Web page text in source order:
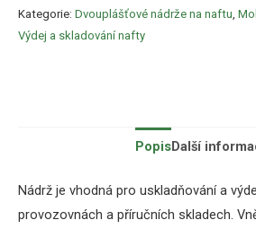
Kategorie: Dvouplášťové nádrže na naftu
Výdej a skladování nafty
PopisDalší
Nádrž je vhodná pro uskladňovánía
provozovnách a příručních skladech